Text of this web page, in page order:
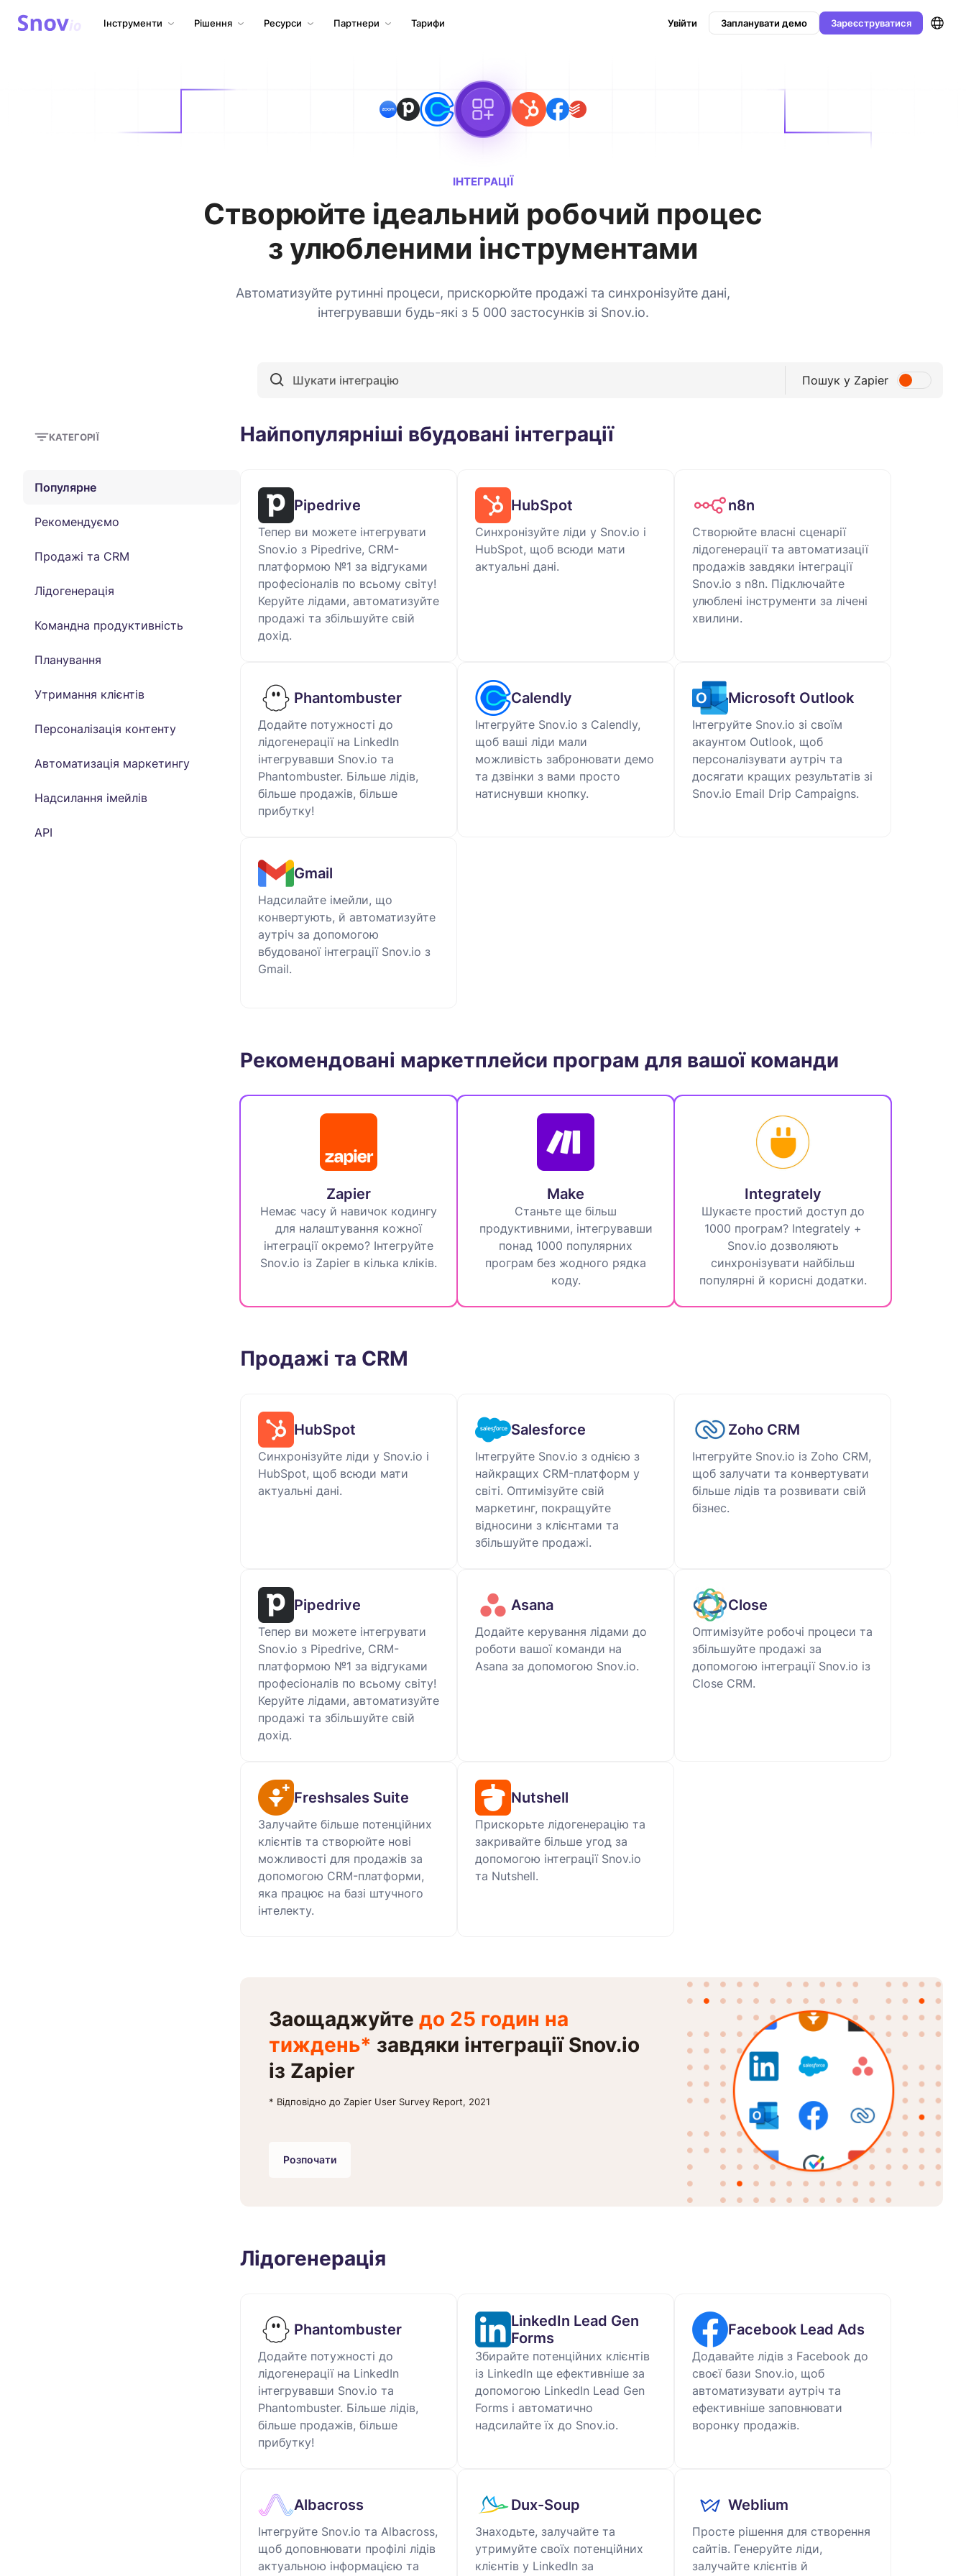
Інструменти Рішення Ресурси Партнери Тарифи Увійти Запланувати демо Зареєструватися
ІНТЕГРАЦІЇ
Створюйте ідеальний робочий процес
з улюбленими інструментами
Автоматизуйте рутинні процеси, прискорюйте продажі та синхронізуйте дані,
інтегрувавши будь-які з 5 000 застосунків зі Snov.io.
Пошук у Zapier
КАТЕГОРІЇ
Популярне
Рекомендуємо
Продажі та СRM
Лідогенерація
Командна продуктивність
Планування
Утримання клієнтів
Персоналізація контенту
Автоматизація маркетингу
Надсилання імейлів
API
Найпопулярніші вбудовані інтеграції
Pipedrive
Тепер ви можете інтегрувати
Snov.io з Pipedrive, CRM-
платформою №1 за відгуками
професіоналів по всьому світу!
Керуйте лідами, автоматизуйте
продажі та збільшуйте свій
дохід.
HubSpot
Синхронізуйте ліди у Snov.io і
HubSpot, щоб всюди мати
актуальні дані.
n8n
Створюйте власні сценарії
лідогенерації та автоматизації
продажів завдяки інтеграції
Snov.io з n8n. Підключайте
улюблені інструменти за лічені
хвилини.
Phantombuster
Додайте потужності до
лідогенерації на LinkedIn
інтегрувавши Snov.io та
Phantombuster. Більше лідів,
більше продажів, більше
прибутку!
Calendly
Інтегруйте Snov.io з Calendly,
щоб ваші ліди мали
можливість забронювати демо
та дзвінки з вами просто
натиснувши кнопку.
Microsoft Outlook
Інтегруйте Snov.io зі своїм
акаунтом Outlook, щоб
персоналізувати аутріч та
досягати кращих результатів зі
Snov.io Email Drip Campaigns.
Gmail
Надсилайте імейли, що
конвертують, й автоматизуйте
аутріч за допомогою
вбудованої інтеграції Snov.io з
Gmail.
Рекомендовані маркетплейси програм для вашої команди
Zapier
Немає часу й навичок кодингу
для налаштування кожної
інтеграції окремо? Інтегруйте
Snov.io із Zapier в кілька кліків.
Make
Станьте ще більш
продуктивними, інтегрувавши
понад 1000 популярних
програм без жодного рядка
коду.
Integrately
Шукаєте простий доступ до
1000 програм? Integrately +
Snov.io дозволяють
синхронізувати найбільш
популярні й корисні додатки.
Продажі та СRM
HubSpot
Синхронізуйте ліди у Snov.io і
HubSpot, щоб всюди мати
актуальні дані.
Salesforce
Інтегруйте Snov.io з однією з
найкращих CRM-платформ у
світі. Оптимізуйте свій
маркетинг, покращуйте
відносини з клієнтами та
збільшуйте продажі.
Zoho CRM
Інтегруйте Snov.io із Zoho CRM,
щоб залучати та конвертувати
більше лідів та розвивати свій
бізнес.
Pipedrive
Тепер ви можете інтегрувати
Snov.io з Pipedrive, CRM-
платформою №1 за відгуками
професіоналів по всьому світу!
Керуйте лідами, автоматизуйте
продажі та збільшуйте свій
дохід.
Asana
Додайте керування лідами до
роботи вашої команди на
Asana за допомогою Snov.io.
Close
Оптимізуйте робочі процеси та
збільшуйте продажі за
допомогою інтеграції Snov.io із
Close CRM.
Freshsales Suite
Залучайте більше потенційних
клієнтів та створюйте нові
можливості для продажів за
допомогою CRM-платформи,
яка працює на базі штучного
інтелекту.
Nutshell
Прискорьте лідогенерацію та
закривайте більше угод за
допомогою інтеграції Snov.io
та Nutshell.
Заощаджуйте до 25 годин на
тиждень* завдяки інтеграції Snov.io
із Zapier
* Відповідно до Zapier User Survey Report, 2021
Розпочати
Лідогенерація
Phantombuster
Додайте потужності до
лідогенерації на LinkedIn
інтегрувавши Snov.io та
Phantombuster. Більше лідів,
більше продажів, більше
прибутку!
LinkedIn Lead Gen
Forms
Збирайте потенційних клієнтів
із LinkedIn ще ефективніше за
допомогою LinkedIn Lead Gen
Forms і автоматично
надсилайте їх до Snov.io.
Facebook Lead Ads
Додавайте лідів з Facebook до
своєї бази Snov.io, щоб
автоматизувати аутріч та
ефективніше заповнювати
воронку продажів.
Albacross
Інтегруйте Snov.io та Albacross,
щоб доповнювати профілі лідів
актуальною інформацією та
Dux-Soup
Знаходьте, залучайте та
утримуйте своїх потенційних
клієнтів у LinkedIn за
Weblium
Просте рішення для створення
сайтів. Генеруйте ліди,
залучайте клієнтів й